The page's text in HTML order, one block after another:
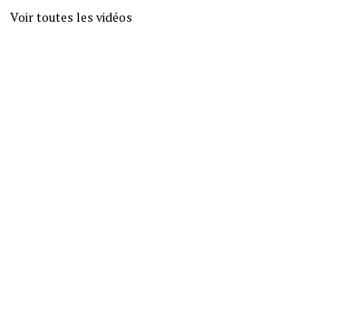
Voir toutes les vidéos